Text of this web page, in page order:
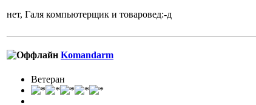
нет, Галя компьютерщик и товаровед:-д
Komandarm
Ветеран